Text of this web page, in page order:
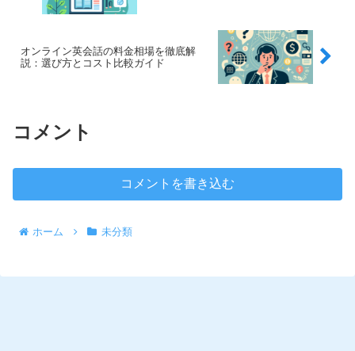
オンライン英会話の料金相場を徹底解
説：選び方とコスト比較ガイド
コメント
コメントを書き込む
ホーム 未分類